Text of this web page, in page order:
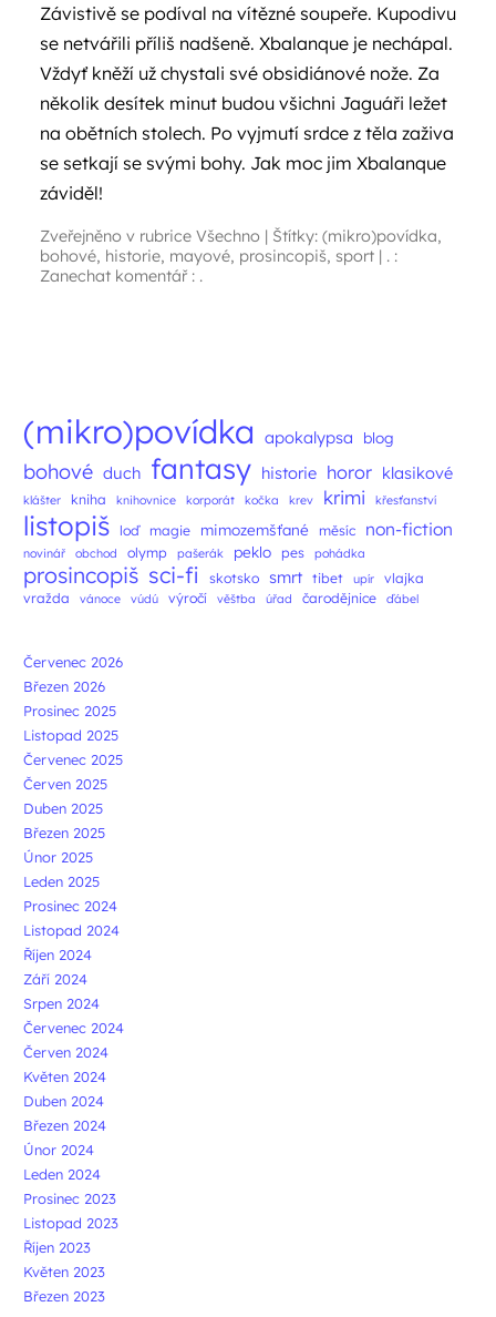
Závistivě se podíval na vítězné soupeře. Kupodivu
se netvářili příliš nadšeně. Xbalanque je nechápal.
Vždyť kněží už chystali své obsidiánové nože. Za
několik desítek minut budou všichni Jaguáři ležet
na obětních stolech. Po vyjmutí srdce z těla zaživa
se setkají se svými bohy. Jak moc jim Xbalanque
záviděl!
Zveřejněno v rubrice Všechno | Štítky: (mikro)povídka,
bohové, historie, mayové, prosincopiš, sport | . :
Zanechat komentář : .
(mikro)povídka apokalypsa blog
bohové duch fantasy historie horor klasikové
klášter kniha knihovnice korporát kočka krev krimi křesťanství
listopiš loď magie mimozemšťané měsíc non-fiction
novinář obchod olymp pašerák peklo pes pohádka
prosincopiš sci-fi skotsko smrt tibet upír
vlajka
vražda
vánoce vúdú výročí věštba úřad čarodějnice ďábel
Červenec 2026
Březen 2026
Prosinec 2025
Listopad 2025
Červenec 2025
Červen 2025
Duben 2025
Březen 2025
Únor 2025
Leden 2025
Prosinec 2024
Listopad 2024
Říjen 2024
Září 2024
Srpen 2024
Červenec 2024
Červen 2024
Květen 2024
Duben 2024
Březen 2024
Únor 2024
Leden 2024
Prosinec 2023
Listopad 2023
Říjen 2023
Květen 2023
Březen 2023